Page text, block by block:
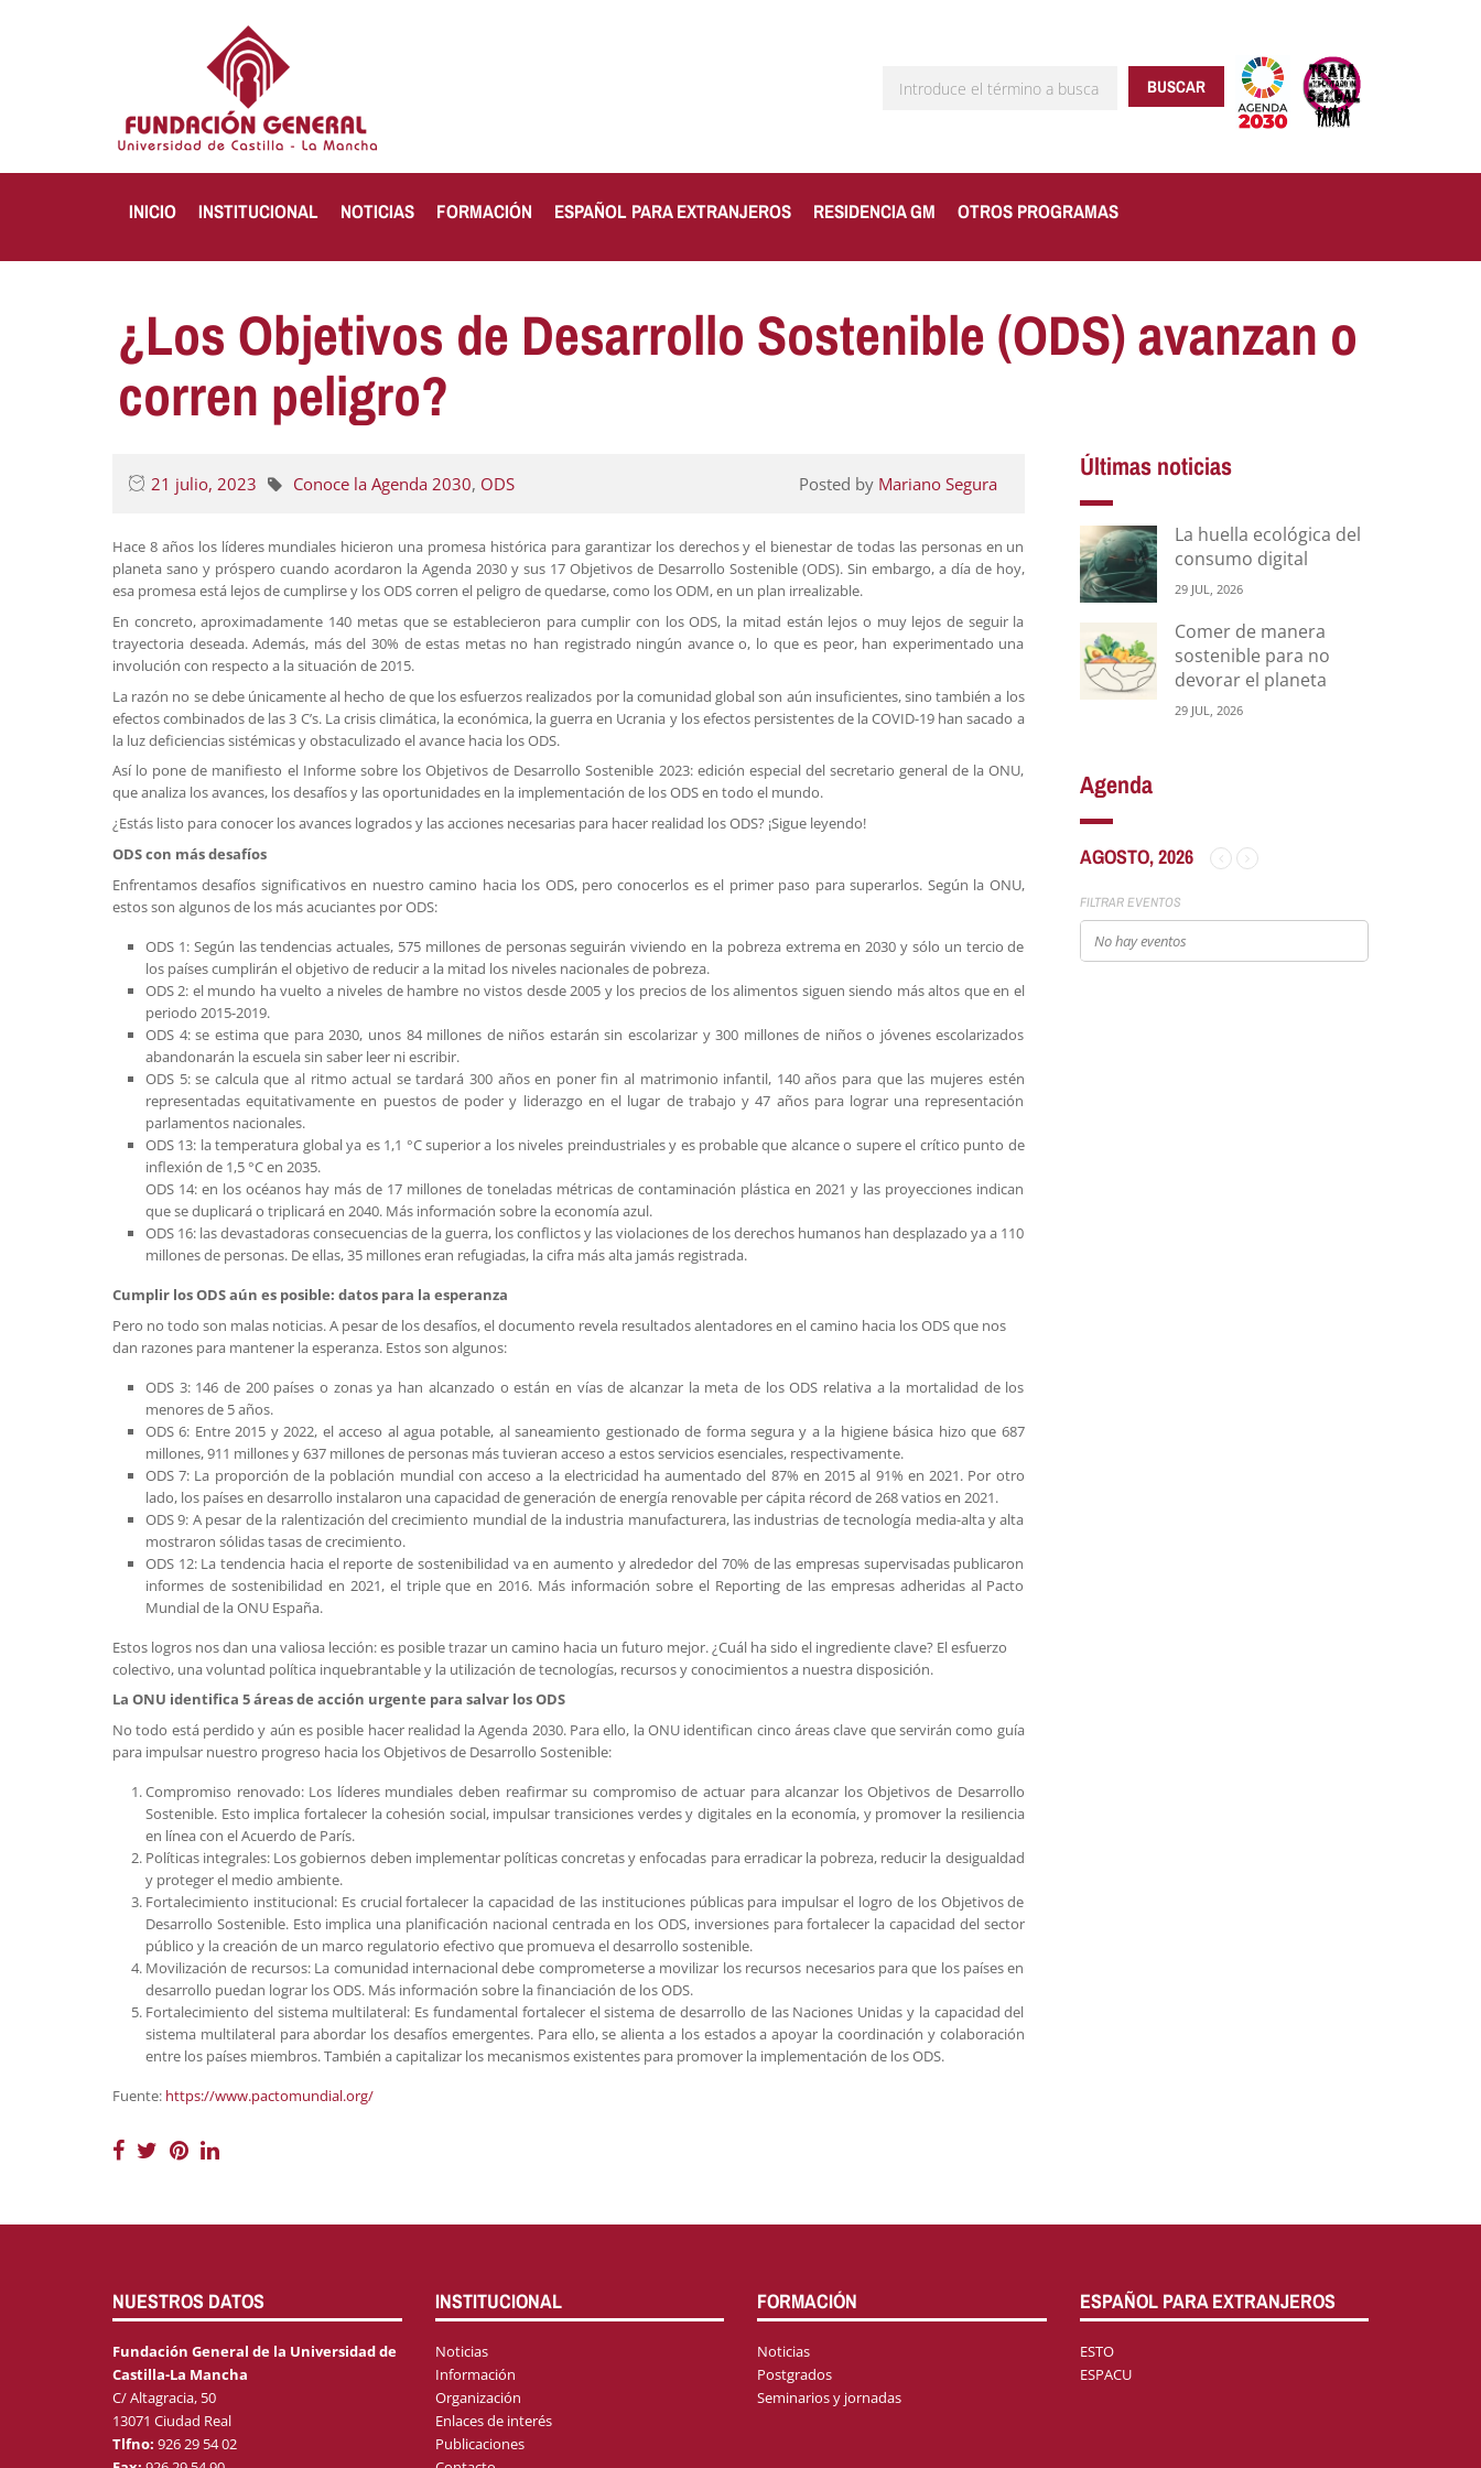
BUSCAR
INICIO INSTITUCIONAL NOTICIAS FORMACIÓN ESPAÑOL PARA EXTRANJEROS RESIDENCIA GM OTROS PROGRAMAS
¿Los Objetivos de Desarrollo Sostenible (ODS) avanzan o
corren peligro?
21 julio, 2023 Posted by Mariano Segura
Conoce la Agenda 2030, ODS
Hace 8 años los líderes mundiales hicieron una promesa histórica para garantizar los derechos y el bienestar de todas las personas en un
planeta sano y próspero cuando acordaron la Agenda 2030 y sus 17 Objetivos de Desarrollo Sostenible (ODS). Sin embargo, a día de hoy,
esa promesa está lejos de cumplirse y los ODS corren el peligro de quedarse, como los ODM, en un plan irrealizable.
En concreto, aproximadamente 140 metas que se establecieron para cumplir con los ODS, la mitad están lejos o muy lejos de seguir la
trayectoria deseada. Además, más del 30% de estas metas no han registrado ningún avance o, lo que es peor, han experimentado una
involución con respecto a la situación de 2015.
La razón no se debe únicamente al hecho de que los esfuerzos realizados por la comunidad global son aún insuficientes, sino también a los
efectos combinados de las 3 C’s. La crisis climática, la económica, la guerra en Ucrania y los efectos persistentes de la COVID-19 han sacado a
la luz deficiencias sistémicas y obstaculizado el avance hacia los ODS.
Así lo pone de manifiesto el Informe sobre los Objetivos de Desarrollo Sostenible 2023: edición especial del secretario general de la ONU,
que analiza los avances, los desafíos y las oportunidades en la implementación de los ODS en todo el mundo.
¿Estás listo para conocer los avances logrados y las acciones necesarias para hacer realidad los ODS? ¡Sigue leyendo!
ODS con más desafíos
Enfrentamos desafíos significativos en nuestro camino hacia los ODS, pero conocerlos es el primer paso para superarlos. Según la ONU,
estos son algunos de los más acuciantes por ODS:
ODS 1: Según las tendencias actuales, 575 millones de personas seguirán viviendo en la pobreza extrema en 2030 y sólo un tercio de
los países cumplirán el objetivo de reducir a la mitad los niveles nacionales de pobreza.
ODS 2: el mundo ha vuelto a niveles de hambre no vistos desde 2005 y los precios de los alimentos siguen siendo más altos que en el
periodo 2015-2019.
ODS 4: se estima que para 2030, unos 84 millones de niños estarán sin escolarizar y 300 millones de niños o jóvenes escolarizados
abandonarán la escuela sin saber leer ni escribir.
ODS 5: se calcula que al ritmo actual se tardará 300 años en poner fin al matrimonio infantil, 140 años para que las mujeres estén
representadas equitativamente en puestos de poder y liderazgo en el lugar de trabajo y 47 años para lograr una representación
parlamentos nacionales.
ODS 13: la temperatura global ya es 1,1 °C superior a los niveles preindustriales y es probable que alcance o supere el crítico punto de
inflexión de 1,5 °C en 2035.
ODS 14: en los océanos hay más de 17 millones de toneladas métricas de contaminación plástica en 2021 y las proyecciones indican
que se duplicará o triplicará en 2040. Más información sobre la economía azul.
ODS 16: las devastadoras consecuencias de la guerra, los conflictos y las violaciones de los derechos humanos han desplazado ya a 110
millones de personas. De ellas, 35 millones eran refugiadas, la cifra más alta jamás registrada.
Cumplir los ODS aún es posible: datos para la esperanza
Pero no todo son malas noticias. A pesar de los desafíos, el documento revela resultados alentadores en el camino hacia los ODS que nos
dan razones para mantener la esperanza. Estos son algunos:
ODS 3: 146 de 200 países o zonas ya han alcanzado o están en vías de alcanzar la meta de los ODS relativa a la mortalidad de los
menores de 5 años.
ODS 6: Entre 2015 y 2022, el acceso al agua potable, al saneamiento gestionado de forma segura y a la higiene básica hizo que 687
millones, 911 millones y 637 millones de personas más tuvieran acceso a estos servicios esenciales, respectivamente.
ODS 7: La proporción de la población mundial con acceso a la electricidad ha aumentado del 87% en 2015 al 91% en 2021. Por otro
lado, los países en desarrollo instalaron una capacidad de generación de energía renovable per cápita récord de 268 vatios en 2021.
ODS 9: A pesar de la ralentización del crecimiento mundial de la industria manufacturera, las industrias de tecnología media-alta y alta
mostraron sólidas tasas de crecimiento.
ODS 12: La tendencia hacia el reporte de sostenibilidad va en aumento y alrededor del 70% de las empresas supervisadas publicaron
informes de sostenibilidad en 2021, el triple que en 2016. Más información sobre el Reporting de las empresas adheridas al Pacto
Mundial de la ONU España.
Estos logros nos dan una valiosa lección: es posible trazar un camino hacia un futuro mejor. ¿Cuál ha sido el ingrediente clave? El esfuerzo
colectivo, una voluntad política inquebrantable y la utilización de tecnologías, recursos y conocimientos a nuestra disposición.
La ONU identifica 5 áreas de acción urgente para salvar los ODS
No todo está perdido y aún es posible hacer realidad la Agenda 2030. Para ello, la ONU identifican cinco áreas clave que servirán como guía
para impulsar nuestro progreso hacia los Objetivos de Desarrollo Sostenible:
Compromiso renovado: Los líderes mundiales deben reafirmar su compromiso de actuar para alcanzar los Objetivos de Desarrollo
Sostenible. Esto implica fortalecer la cohesión social, impulsar transiciones verdes y digitales en la economía, y promover la resiliencia
en línea con el Acuerdo de París.
Políticas integrales: Los gobiernos deben implementar políticas concretas y enfocadas para erradicar la pobreza, reducir la desigualdad
y proteger el medio ambiente.
Fortalecimiento institucional: Es crucial fortalecer la capacidad de las instituciones públicas para impulsar el logro de los Objetivos de
Desarrollo Sostenible. Esto implica una planificación nacional centrada en los ODS, inversiones para fortalecer la capacidad del sector
público y la creación de un marco regulatorio efectivo que promueva el desarrollo sostenible.
Movilización de recursos: La comunidad internacional debe comprometerse a movilizar los recursos necesarios para que los países en
desarrollo puedan lograr los ODS. Más información sobre la financiación de los ODS.
Fortalecimiento del sistema multilateral: Es fundamental fortalecer el sistema de desarrollo de las Naciones Unidas y la capacidad del
sistema multilateral para abordar los desafíos emergentes. Para ello, se alienta a los estados a apoyar la coordinación y colaboración
entre los países miembros. También a capitalizar los mecanismos existentes para promover la implementación de los ODS.
Fuente: https://www.pactomundial.org/
Últimas noticias
La huella ecológica del
consumo digital
29 JUL, 2026
Comer de manera
sostenible para no
devorar el planeta
29 JUL, 2026
Agenda
AGOSTO, 2026
FILTRAR EVENTOS
No hay eventos
NUESTROS DATOS
Fundación General de la Universidad de
Castilla-La Mancha
C/ Altagracia, 50
13071 Ciudad Real
Tlfno: 926 29 54 02
INSTITUCIONAL
Noticias
Información
Organización
Enlaces de interés
Publicaciones
FORMACIÓN
Noticias
Postgrados
Seminarios y jornadas
ESPAÑOL PARA EXTRANJEROS
ESTO
ESPACU